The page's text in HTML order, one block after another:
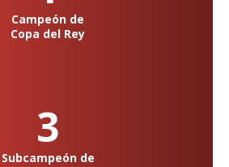
Campeón de
Copa del Rey
3
Subcampeón de